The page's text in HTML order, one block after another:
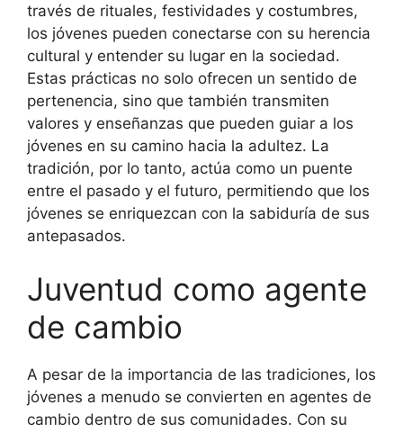
través de rituales, festividades y costumbres,
los jóvenes pueden conectarse con su herencia
cultural y entender su lugar en la sociedad.
Estas prácticas no solo ofrecen un sentido de
pertenencia, sino que también transmiten
valores y enseñanzas que pueden guiar a los
jóvenes en su camino hacia la adultez. La
tradición, por lo tanto, actúa como un puente
entre el pasado y el futuro, permitiendo que los
jóvenes se enriquezcan con la sabiduría de sus
antepasados.
Juventud como agente
de cambio
A pesar de la importancia de las tradiciones, los
jóvenes a menudo se convierten en agentes de
cambio dentro de sus comunidades. Con su